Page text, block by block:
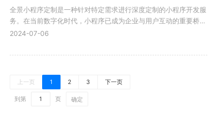
全景小程序定制是一种针对特定需求进行深度定制的小程序开发服
务。在当前数字化时代，小程序已成为企业与用户互动的重要桥
梁，其便捷性、高质量性和低成本的特点深受各行各业的青睐。
2024-07-06
上一页 1 2 3 下一页
到第 页 确定